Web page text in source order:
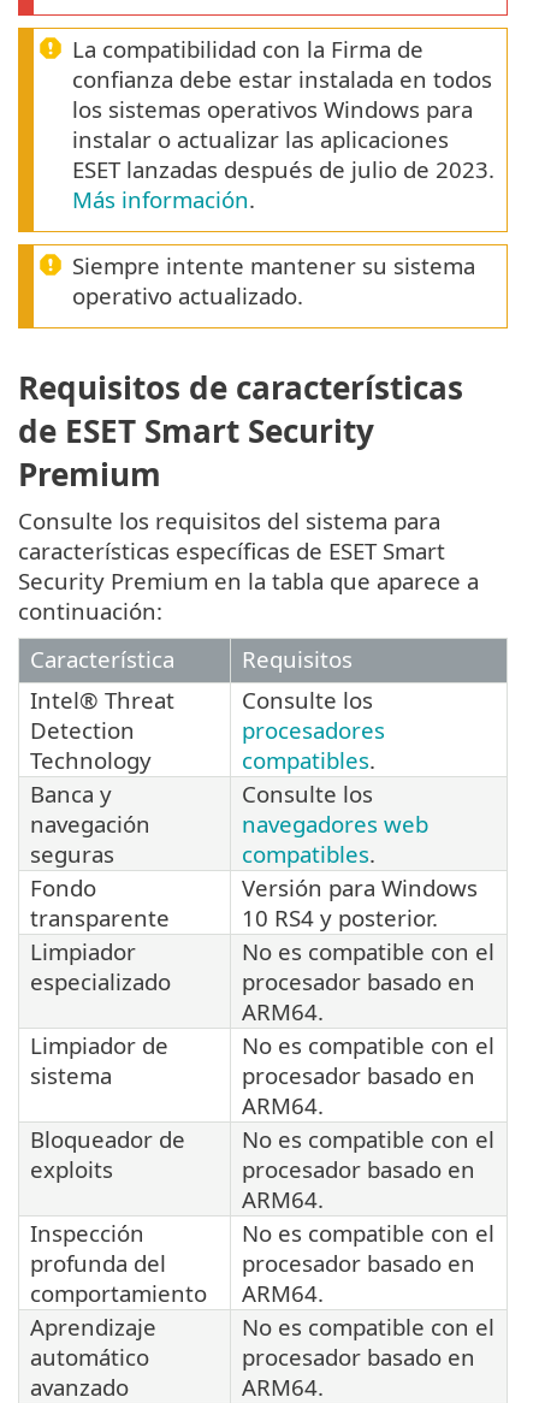
La compatibilidad con la Firma de
confianza debe estar instalada en todos
los sistemas operativos Windows para
instalar o actualizar las aplicaciones
ESET lanzadas después de julio de 2023.
Más información.
Siempre intente mantener su sistema
operativo actualizado.
Requisitos de características
de ESET Smart Security
Premium
Consulte los requisitos del sistema para
características específicas de ESET Smart
Security Premium en la tabla que aparece a
continuación:
Característica
Requisitos
Intel® Threat
Detection
Technology
Consulte los
procesadores
compatibles.
Banca y
navegación
seguras
Consulte los
navegadores web
compatibles.
Fondo
transparente
Versión para Windows
10 RS4 y posterior.
Limpiador
especializado
No es compatible con el
procesador basado en
ARM64.
Limpiador de
sistema
No es compatible con el
procesador basado en
ARM64.
Bloqueador de
exploits
No es compatible con el
procesador basado en
ARM64.
Inspección
profunda del
comportamiento
No es compatible con el
procesador basado en
ARM64.
Aprendizaje
automático
avanzado
No es compatible con el
procesador basado en
ARM64.